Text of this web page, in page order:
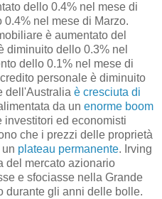
dello 0.4% nel mese di
nel mese di Marzo.
è aumentato del
diminuito dello 0.3% nel
dello 0.1% nel mese di
personale è diminuito
dell'Australia è cresciuta di
da un enorme boom
investitori ed economisti
che i prezzi delle proprietà
plateau permanente. Irving
del mercato azionario
e sfociasse nella Grande
durante gli anni delle bolle.